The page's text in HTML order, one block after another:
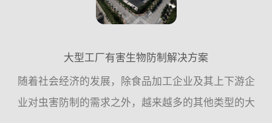
大型工厂有害生物防制解决方案
随着社会经济的发展，除食品加工企业及其上下游企
业对虫害防制的需求之外，越来越多的其他类型的大